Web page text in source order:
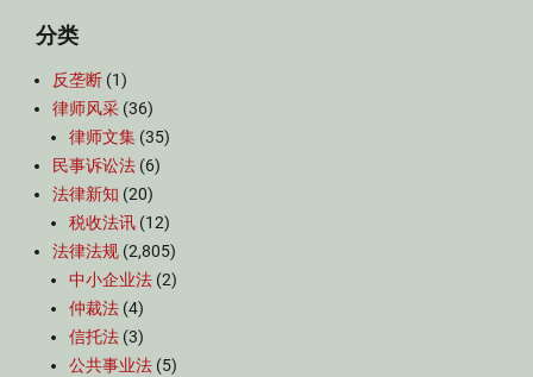
分类
反垄断 (1)
律师风采 (36)
律师文集 (35)
民事诉讼法 (6)
法律新知 (20)
税收法讯 (12)
法律法规 (2,805)
中小企业法 (2)
仲裁法 (4)
信托法 (3)
公共事业法 (5)